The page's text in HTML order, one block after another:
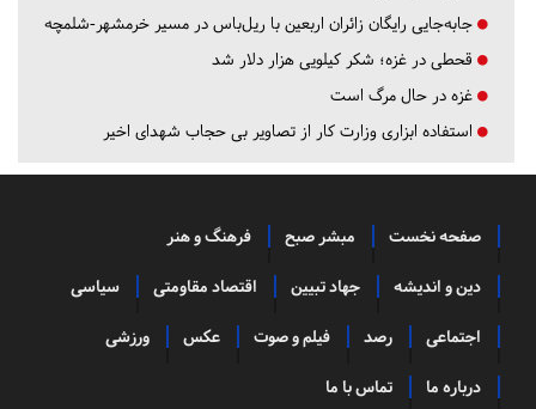
جابه‌جایی رایگان زائران اربعین با ریل‌باس در مسیر خرمشهر-شلمچه
قحطی در غزه؛ شکر کیلویی هزار دلار شد
غزه در حال مرگ است
استفاده ابزاری وزارت کار از تصاویر بی حجاب شهدای اخیر
صفحه نخست مبشر صبح فرهنگ و هنر
دین و اندیشه جهاد تبیین اقتصاد مقاومتی سیاسی
اجتماعی رصد فیلم و صوت عکس ورزشی
درباره ما تماس با ما